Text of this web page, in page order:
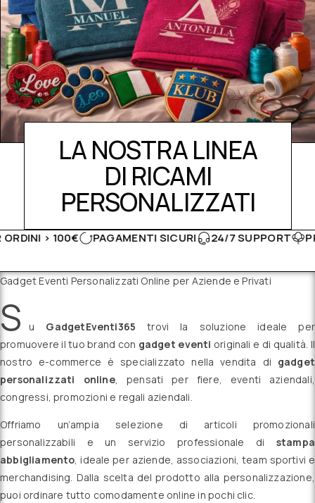
LA NOSTRA LINEA
DI RICAMI
PERSONALIZZATI
PAGAMENTI SICURI 24/7 SUPPORT PRODOTTI
Gadget Eventi Personalizzati Online per Aziende e Privati
S u GadgetEventi365 trovi la soluzione ideale per
promuovere il tuo brand con gadget eventi originali e di qualità. Il
nostro e-commerce è specializzato nella vendita di gadget
personalizzati online, pensati per fiere, eventi aziendali,
congressi, promozioni e regali aziendali.
Offriamo un’ampia selezione di articoli promozionali
personalizzabili e un servizio professionale di stampa
abbigliamento, ideale per aziende, associazioni, team sportivi e
merchandising. Dalla scelta del prodotto alla personalizzazione,
puoi ordinare tutto comodamente online in pochi clic.